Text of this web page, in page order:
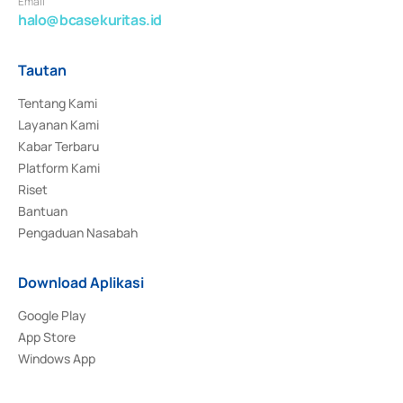
halo@bcasekuritas.id
Tautan
Tentang Kami
Layanan Kami
Kabar Terbaru
Platform Kami
Riset
Bantuan
Pengaduan Nasabah
Download Aplikasi
Google Play
App Store
Windows App